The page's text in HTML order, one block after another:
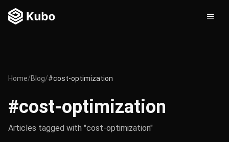
Home/Blog/#cost-optimization
#cost-optimization
Articles tagged with "cost-optimization"